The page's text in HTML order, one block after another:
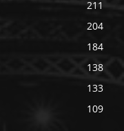
211
204
184
138
133
109